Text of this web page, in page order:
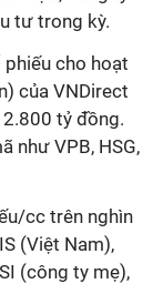
tư trong kỳ.
cho hoạt
của VNDirect
tỷ đồng.
như VPB, HSG,
cc trên nghìn
(Việt Nam),
(công ty mẹ),